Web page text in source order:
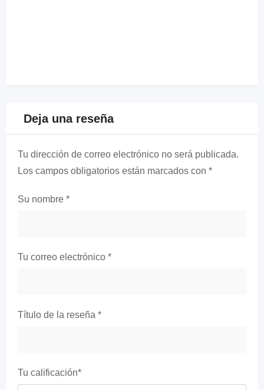
Deja una reseña
Tu dirección de correo electrónico no será publicada.
Los campos obligatorios están marcados con *
Su nombre *
Tu correo electrónico *
Título de la reseña *
Tu calificación*